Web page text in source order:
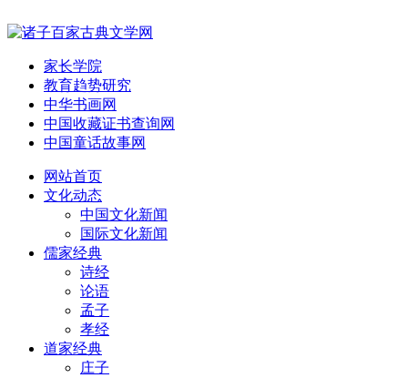
家长学院
教育趋势研究
中华书画网
中国收藏证书查询网
中国童话故事网
网站首页
文化动态
中国文化新闻
国际文化新闻
儒家经典
诗经
论语
孟子
孝经
道家经典
庄子